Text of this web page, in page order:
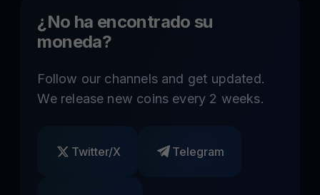
¿No ha encontrado su
moneda?
Follow our channels and get updated.
We release new coins every 2 weeks.
Twitter/X Telegram